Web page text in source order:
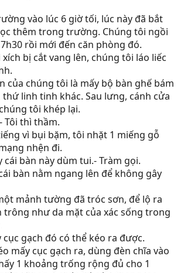
vào lúc 6 giờ tối, lúc này đã bắt
thêm trong trường. Chúng tôi ngồi
rồi mới đến căn phòng đó.
xích bị cắt vang lên, chúng tôi láo liếc
của chúng tôi là mấy bộ bàn ghế bám
linh tinh khác. Sau lưng, cánh cửa
tôi khép lại.
Tôi thì thầm.
vì bụi bặm, tôi nhặt 1 miếng gỗ
nhện đi.
cái bàn này dùm tui.- Tràm gọi.
bàn nằm ngang lên để không gây
mảnh tường đã tróc sơn, để lộ ra
trông như da mặt của xác sống trong
gạch đó có thể kéo ra được.
mấy cục gạch ra, dùng đèn chĩa vào
1 khoảng trống rộng đủ cho 1